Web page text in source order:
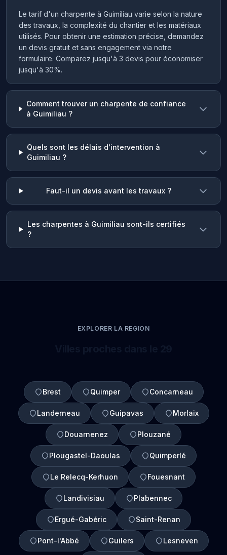
Le tarif d'un charpente à Guimiliau varie selon la nature
des travaux, la complexité du chantier et les matériaux
utilisés. Pour obtenir une estimation précise, demandez
un devis gratuit et sans engagement via notre
formulaire. Comparez jusqu'à 3 devis pour économiser
jusqu'à 30%.
Comment trouver un charpente de confiance
à Guimiliau ?
Quels sont les délais d'intervention à
Guimiliau ?
Faut-il un devis avant les travaux ?
Les charpentes à Guimiliau sont-ils certifiés
?
EXPLORER LA REGION
Brest Quimper Concarneau
Landerneau Guipavas Morlaix
Douarnenez Plouzané
Plougastel-Daoulas Quimperlé
Le Relecq-Kerhuon Fouesnant
Landivisiau Plabennec
Ergué-Gabéric Saint-Renan
Pont-l'Abbé Guilers Lesneven